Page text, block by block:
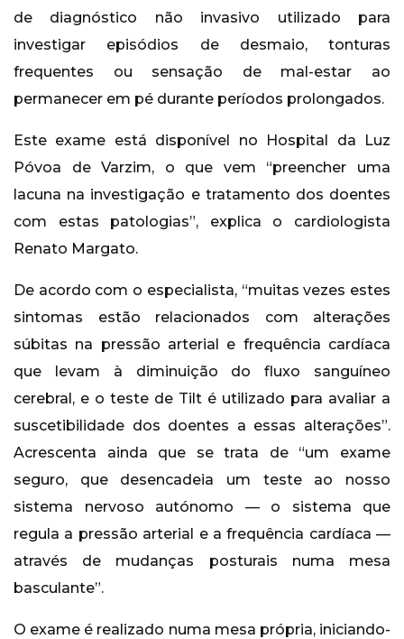
de diagnóstico não invasivo utilizado para
investigar episódios de desmaio, tonturas
frequentes ou sensação de mal-estar ao
permanecer em pé durante períodos prolongados.
Este exame está disponível no Hospital da Luz
Póvoa de Varzim, o que vem “preencher uma
lacuna na investigação e tratamento dos doentes
com estas patologias”, explica o cardiologista
Renato Margato.
De acordo com o especialista, “muitas vezes estes
sintomas estão relacionados com alterações
súbitas na pressão arterial e frequência cardíaca
que levam à diminuição do fluxo sanguíneo
cerebral, e o teste de Tilt é utilizado para avaliar a
suscetibilidade dos doentes a essas alterações”.
Acrescenta ainda que se trata de “um exame
seguro, que desencadeia um teste ao nosso
sistema nervoso autónomo — o sistema que
regula a pressão arterial e a frequência cardíaca —
através de mudanças posturais numa mesa
basculante”.
O exame é realizado numa mesa própria, iniciando-